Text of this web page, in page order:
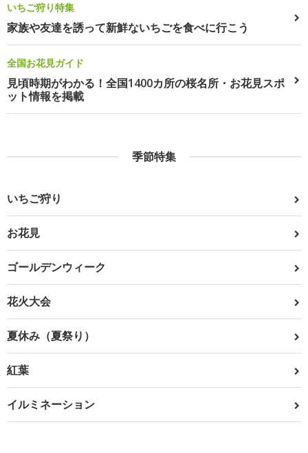
いちご狩り特集
家族や友達を誘って新鮮ないちごを食べに行こう
全国お花見ガイド
見頃時期がわかる！全国1400カ所の桜名所・お花見スポ
ット情報を掲載
季節特集
いちご狩り
お花見
ゴールデンウィーク
花火大会
夏休み（夏祭り）
紅葉
イルミネーション